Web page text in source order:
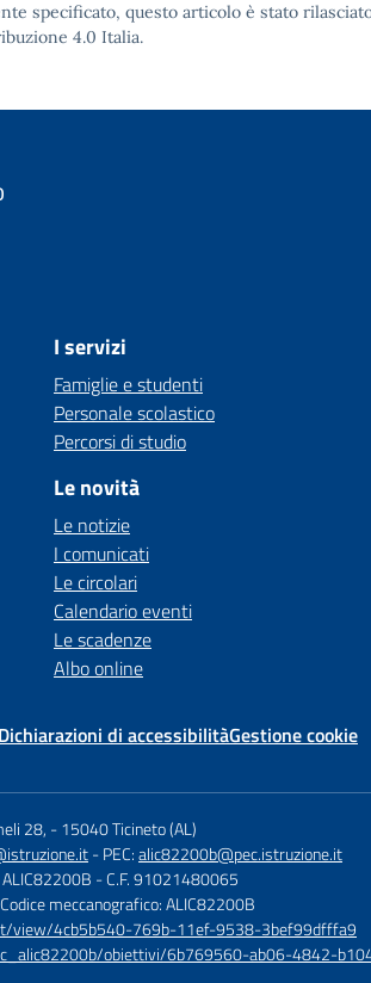
specificato, questo articolo è stato
4.0 Italia.
I servizi
Famiglie e studenti
Personale scolastico
Percorsi di studio
Le novità
Le notizie
I comunicati
Le circolari
Calendario eventi
Le scadenze
Albo online
Dichiarazioni di accessibilitàGestione cookie
28, -15040 Ticineto (AL)
- PEC:alic82200b@pec.istruzione.it
- C.F. 91021480065
meccanografico: ALIC82200B
view/4cb5b540-769b-11ef-9538-3bef99dfffa9
obiettivi/6b769560-ab06-4842-